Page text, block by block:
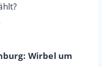
Wirbel um